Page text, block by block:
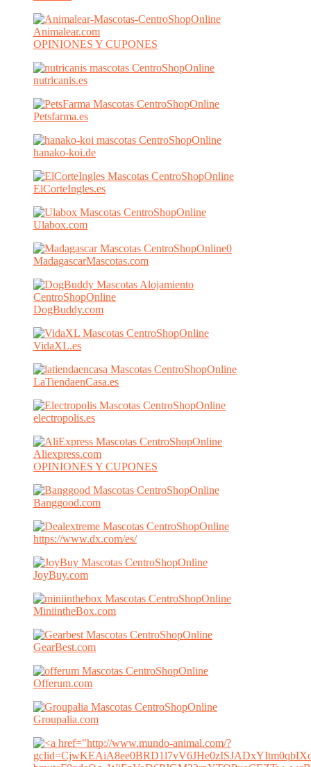
Animalear.com
OPINIONES Y CUPONES
nutricanis.es
Petsfarma.es
hanako-koi.de
ElCorteIngles.es
Ulabox.com
MadagascarMascotas.com
DogBuddy.com
VidaXL.es
LaTiendaenCasa.es
electropolis.es
Aliexpress.com
OPINIONES Y CUPONES
Banggood.com
https://www.dx.com/es/
JoyBuy.com
MiniintheBox.com
GearBest.com
Offerum.com
Groupalia.com